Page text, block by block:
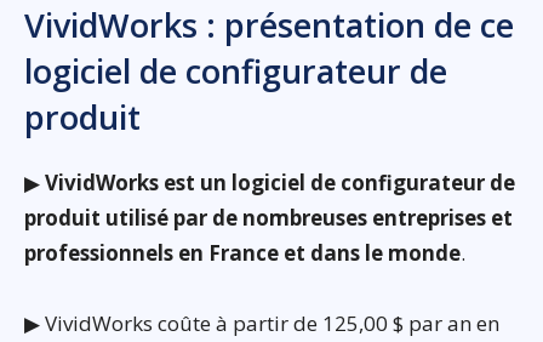
VividWorks : présentation de ce
logiciel de configurateur de
produit
▶VividWorks est un logiciel de configurateur de
produit utilisé par de nombreuses entreprises et
professionnels en France et dans le monde.
▶ VividWorks coûte à partir de 125,00 $ par an en